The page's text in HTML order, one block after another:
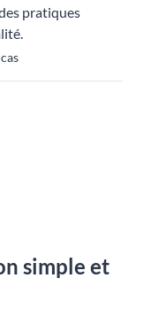
pratiques
simple et